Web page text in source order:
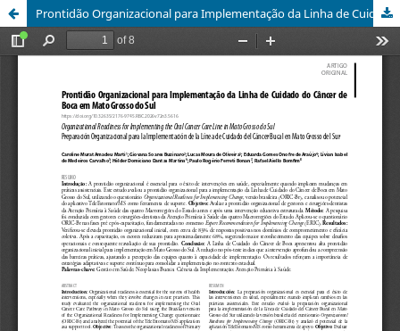
Prontidão Organizacional para Implementação da Linha de Cuidado do Câncer de Boca em Mato Grosso do Sul